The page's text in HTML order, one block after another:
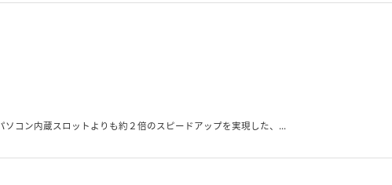
ソコン内蔵スロットよりも約２倍のスピードアップを実現した、...